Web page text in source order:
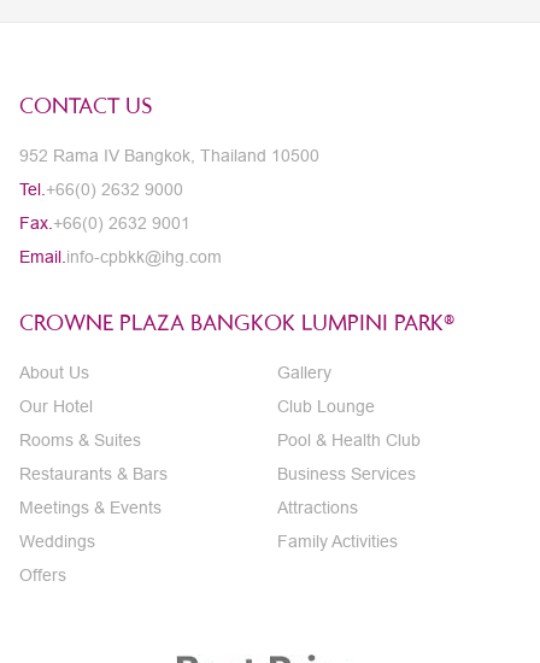
CONTACT US
952 Rama IV Bangkok, Thailand 10500
Tel. +66(0) 2632 9000
Fax. +66(0) 2632 9001
Email. info-cpbkk@ihg.com
CROWNE PLAZA BANGKOK LUMPINI PARK®
About Us
Our Hotel
Rooms & Suites
Restaurants & Bars
Meetings & Events
Weddings
Offers
Gallery
Club Lounge
Pool & Health Club
Business Services
Attractions
Family Activities